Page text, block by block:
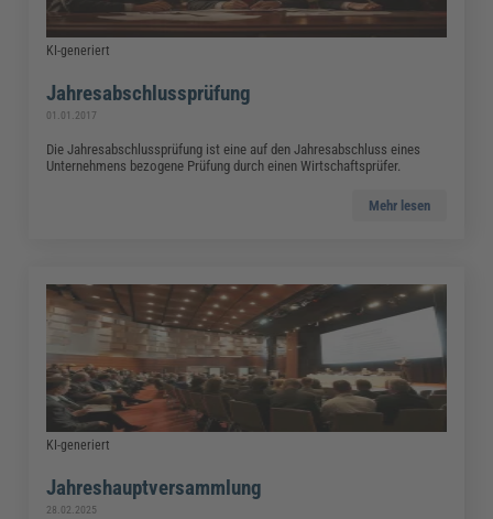
KI-generiert
Jahresabschlussprüfung
01.01.2017
Die Jahresabschlussprüfung ist eine auf den Jahresabschluss eines
Unternehmens bezogene Prüfung durch einen Wirtschaftsprüfer.
Mehr lesen
KI-generiert
Jahreshauptversammlung
28.02.2025